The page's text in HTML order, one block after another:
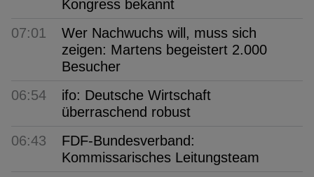
Kongress bekannt
07:01
Wer Nachwuchs will, muss sich
zeigen: Martens begeistert 2.000
Besucher
06:54
ifo: Deutsche Wirtschaft
überraschend robust
06:43
FDF-Bundesverband:
Kommissarisches Leitungsteam